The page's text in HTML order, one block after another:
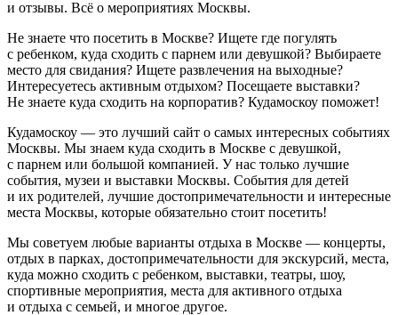
и отзывы. Всё о мероприятиях Москвы.
Не знаете что посетить в Москве? Ищете где погулять
с ребенком, куда сходить с парнем или девушкой? Выбираете
место для свидания? Ищете развлечения на выходные?
Интересуетесь активным отдыхом? Посещаете выставки?
Не знаете куда сходить на корпоратив? Кудамоскоу поможет!
Кудамоскоу — это лучший сайт о самых интересных событиях
Москвы. Мы знаем куда сходить в Москве с девушкой,
с парнем или большой компанией. У нас только лучшие
события, музеи и выставки Москвы. События для детей
и их родителей, лучшие достопримечательности и интересные
места Москвы, которые обязательно стоит посетить!
Мы советуем любые варианты отдыха в Москве — концерты,
отдых в парках, достопримечательности для экскурсий, места,
куда можно сходить с ребенком, выставки, театры, шоу,
спортивные мероприятия, места для активного отдыха
и отдыха с семьей, и многое другое.